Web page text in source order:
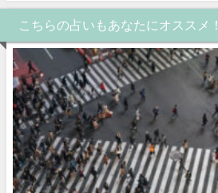
こちらの占いもあなたにオススメ！